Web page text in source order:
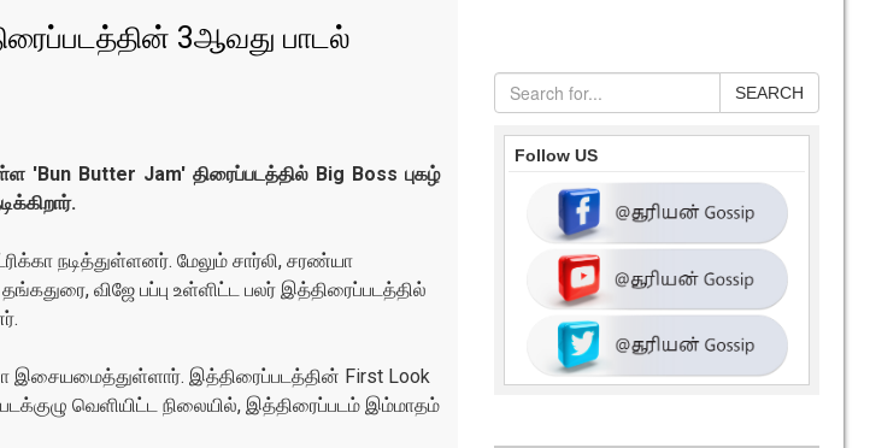
3ஆவது பாடல்
'Bun Butter Jam' திரைப்படத்தில் Big Boss புகழ்
நடித்துள்ளனர். மேலும் சார்லி, சரண்யா
விஜே பப்பு உள்ளிட்ட பலர் இத்திரைப்படத்தில்
இசையமைத்துள்ளார். இத்திரைப்படத்தின் First Look
வெளியிட்ட நிலையில், இத்திரைப்படம் இம்மாதம்
SEARCH
Follow US